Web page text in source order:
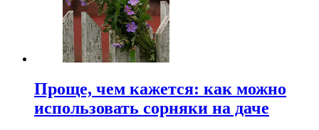
Проще, чем кажется: как можно
использовать сорняки на даче